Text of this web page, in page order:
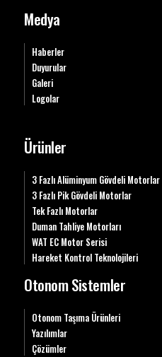
Medya
Haberler
Duyurular
Galeri
Logolar
Ürünler
3 Fazlı Alüminyum Gövdeli Motorlar
3 Fazlı Pik Gövdeli Motorlar
Tek Fazlı Motorlar
Duman Tahliye Motorları
WAT EC Motor Serisi
Hareket Kontrol Teknolojileri
Otonom Sistemler
Otonom Taşıma Ürünleri
Yazılımlar
Çözümler